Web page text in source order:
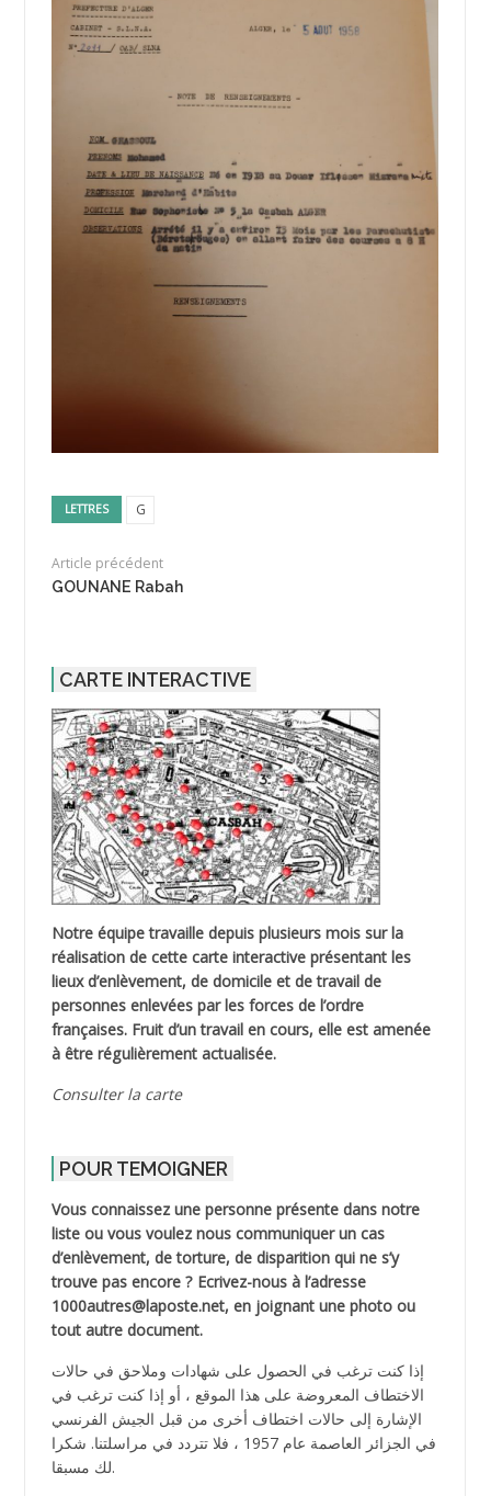
LETTRES G
Article précédent
GOUNANE Rabah
CARTE INTERACTIVE
Notre équipe travaille depuis plusieurs mois sur la
réalisation de cette carte interactive présentant les
lieux d’enlèvement, de domicile et de travail de
personnes enlevées par les forces de l’ordre
françaises. Fruit d’un travail en cours, elle est amenée
à être régulièrement actualisée.
Consulter la carte
POUR TEMOIGNER
Vous connaissez une personne présente dans notre
liste ou vous voulez nous communiquer un cas
d’enlèvement, de torture, de disparition qui ne s’y
trouve pas encore ? Ecrivez-nous à l’adresse
1000autres@laposte.net, en joignant une photo ou
tout autre document.
إذا كنت ترغب في الحصول على شهادات وملاحق في حالات
الاختطاف المعروضة على هذا الموقع ، أو إذا كنت ترغب في
الإشارة إلى حالات اختطاف أخرى من قبل الجيش الفرنسي
في الجزائر العاصمة عام 1957 ، فلا تتردد في مراسلتنا. شكرا
لك مسبقا.